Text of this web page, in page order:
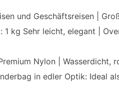
und Geschäftsreisen |
kg Sehr leicht, elegant |
Nylon | Wasserdicht,
in edler Optik: Ideal